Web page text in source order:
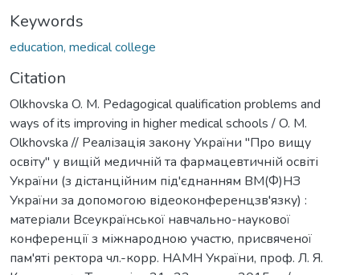
Keywords
education, medical college
Citation
Olkhovska O. M. Pedagogical qualification problems and
ways of its improving in higher medical schools / O. M.
Olkhovska // Реалізація закону України "Про вищу
освіту" у вищій медичній та фармацевтичній освіті
України (з дістанційним під'єднанням ВМ(Ф)НЗ
України за допомогою відеоконференцзв'язку) :
матеріали Всеукраїнської навчально-наукової
конференції з міжнародною участю, присвяченої
пам'яті ректора чл.-корр. НАМН України, проф. Л. Я.